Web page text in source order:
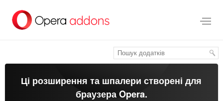
основного
Ці розширення та шпалери створені для
браузера Opera.